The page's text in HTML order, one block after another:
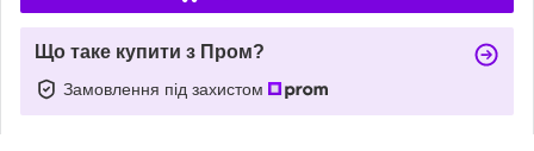
Що таке купити з Пром?
Замовлення під захистом